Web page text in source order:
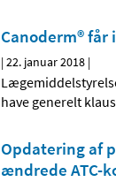
Canoderm®
|22. januar 2018 |
have generelt
Opdatering af
ændrede ATC-